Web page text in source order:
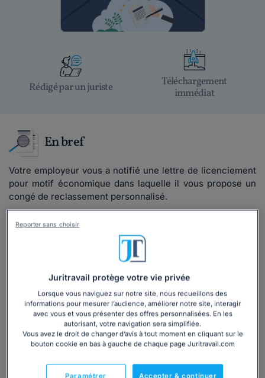
Rédigé par un juriste
Téléchargement
immédiat
En bref
Votre employeur vous a notifié une lettre de licenciement
pour motif économique dans laquelle il vous propose un
congé de reclassement personnalisé.
Cemodèle de lettreest inclus dans le
dossier :
La fin de contrat des employés de maison :
licenciement et démission CESU
Juritravail protège votre vie privée
Lorsque vous naviguez sur notre site, nous recueillons des
informations pour mesurer l’audience, améliorer notre site, interagir
avec vous et vous présenter des offres personnalisées. En les
autorisant, votre navigation sera simplifiée.
Vous avez le droit de changer d’avis à tout moment en cliquant sur le
bouton cookie en bas à gauche de chaque page Juritravail.com
Accepter & continuer
Paramétrer
Reporter sans choisir